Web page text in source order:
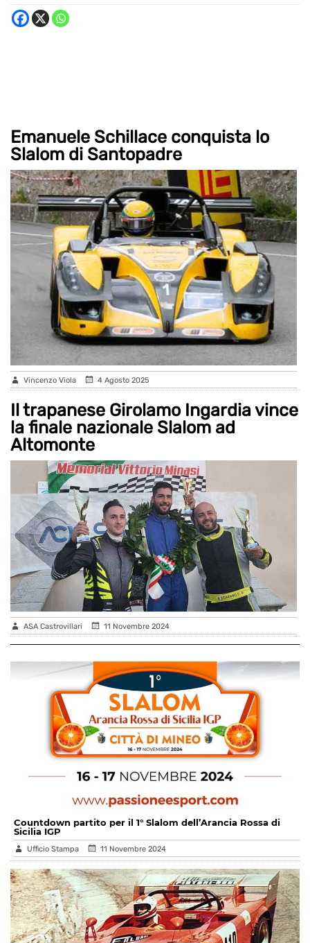
Emanuele Schillace conquista lo
Slalom di Santopadre
Vincenzo Viola 4 Agosto 2025
Il trapanese Girolamo Ingardia vince
la finale nazionale Slalom ad
Altomonte
ASA Castrovillari 11 Novembre 2024
Countdown partito per il 1° Slalom dell’Arancia Rossa di
Sicilia IGP
Ufficio Stampa 11 Novembre 2024